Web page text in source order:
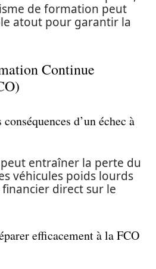
de formation peut
atout pour garantir la
Continue
d’un échec à
peut entraîner la perte du
véhicules poids lourds
direct sur le
efficacement à la FCO